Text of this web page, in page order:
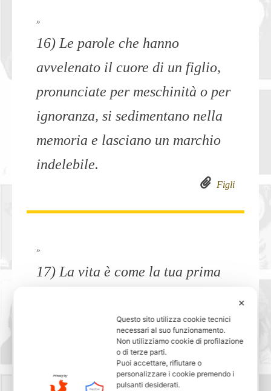
»
16) Le parole che hanno
avvelenato il cuore di un figlio,
pronunciate per meschinità o per
ignoranza, si sedimentano nella
memoria e lasciano un marchio
indelebile.
Figli
»
17) La vita è come la tua prima
capire come funziona hai già
✕
Questo sito utilizza cookie tecnici
necessari al suo funzionamento.
Non utilizziamo cookie di profilazione
o di terze parti.
Puoi accettare, rifiutare o
personalizzare i cookie premendo i
pulsanti desiderati.